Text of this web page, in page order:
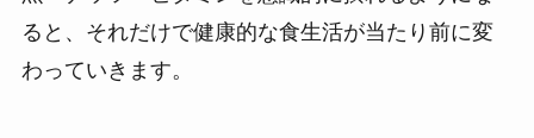
ると、それだけで健康的な食生活が当たり前に変
わっていきます。